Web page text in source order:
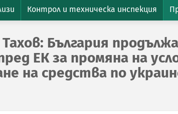
Контрол и техническа инспекция
България
ЕК за промяна на
на средства по